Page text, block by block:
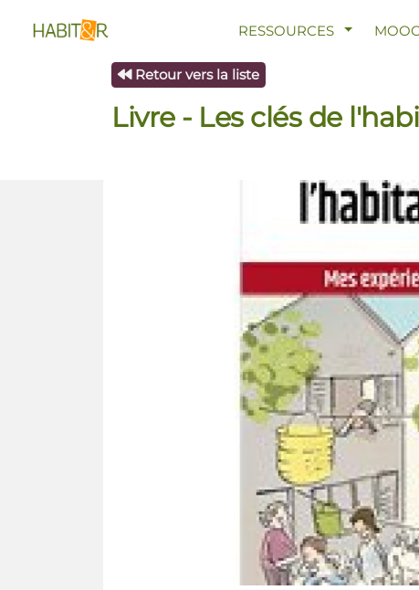
RESSOURCES MOOC
Retour vers la liste
Livre - Les clés de